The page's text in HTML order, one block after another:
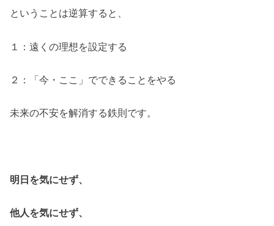
ということは逆算すると、
１：遠くの理想を設定する
２：「今・ここ」でできることをやる
未来の不安を解消する鉄則です。
明日を気にせず、
他人を気にせず、